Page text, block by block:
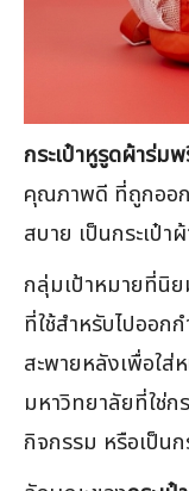
กระเป๋าหูรูดผ้าร่ม
คุณภาพดี ที่ถูกออก
สบาย เป็นกระเป๋า
กลุ่มเป้าหมายที่นิย
ที่ใช้สำหรับไปออก
สะพายหลังเพื่อใส่
มหาวิทยาลัยที่ใช่ก
กิจกรรม หรือเป็น